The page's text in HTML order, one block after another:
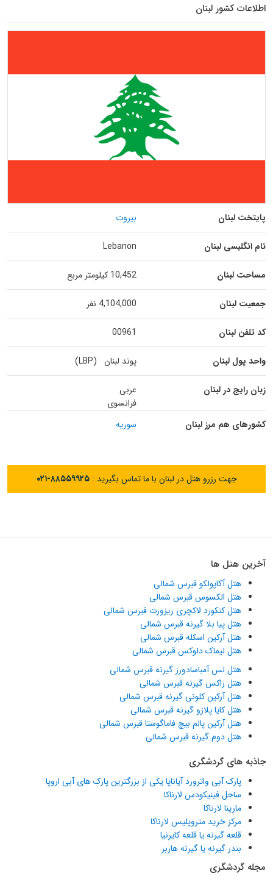
اطلاعات کشور لبنان
پایتخت لبنان بیروت
نام انگلیسی لبنان Lebanon
مساحت لبنان 10,452 کیلومتر مربع
جمعیت لبنان 4,104,000 نفر
کد تلفن لبنان 00961
واحد پول لبنان پوند لبنان (LBP)
زبان رایج در لبنان
عربی
فرانسوی
کشورهای هم مرز لبنان
سوریه
جهت رزرو هتل در لبنان با ما تماس بگیرید :۰۲۱-۸۸۵۵۹۹۲۵
آخرین هتل ها
هتل آکاپولکو قبرس شمالی
هتل الکسوس قبرس شمالی
هتل کنکورد لاکچری ریزورت قبرس شمالی
هتل پیا بلا گیرنه قبرس شمالی
هتل آرکین اسکله قبرس شمالی
هتل لیماک دلوکس قبرس شمالی
هتل لس آمباسادورز گیرنه قبرس شمالی
هتل راکس گیرنه قبرس شمالی
هتل آرکین کلونی گیرنه قبرس شمالی
هتل کایا پلازو گیرنه قبرس شمالی
هتل آرکین پالم بیچ فاماگوستا قبرس شمالی
هتل دوم گیرنه قبرس شمالی
جاذبه های گردشگری
پارک آبی واترورد آیاناپا یکی از بزرگترین پارک های آبی اروپا
ساحل فینیکودس لارناکا
مارینا لارناکا
مرکز خرید متروپلیس لارناکا
قلعه گیرنه یا قلعه کایرنیا
بندر گیرنه یا گیرنه هاربر
مجله گردشگری